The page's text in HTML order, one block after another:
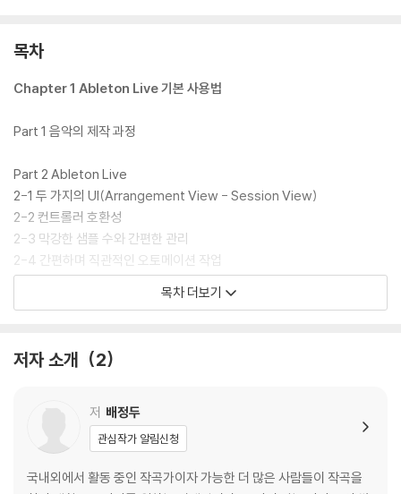
목차
Chapter 1 Ableton Live 기본 사용법
Part 1 음악의 제작 과정
Part 2 Ableton Live
2-1 두 가지의 UI(Arrangement View - Session View)
2-2 컨트롤러 호환성
2-3 막강한 샘플 수와 간편한 관리
2-4 간편하며 직관적인 오토메이션 작업
2-5 Max를 이용한 폭 넓은 디바이스(Device)
3-2 브라우저(Browser)
3-4 Device & Clip View
Chapter 2 드럼과 비트 메이킹
목차 더보기
저자 소개 2
저 배정두
관심작가 알림신청
국내외에서 활동 중인 작곡가이자 가능한 더 많은 사람들이 작곡을